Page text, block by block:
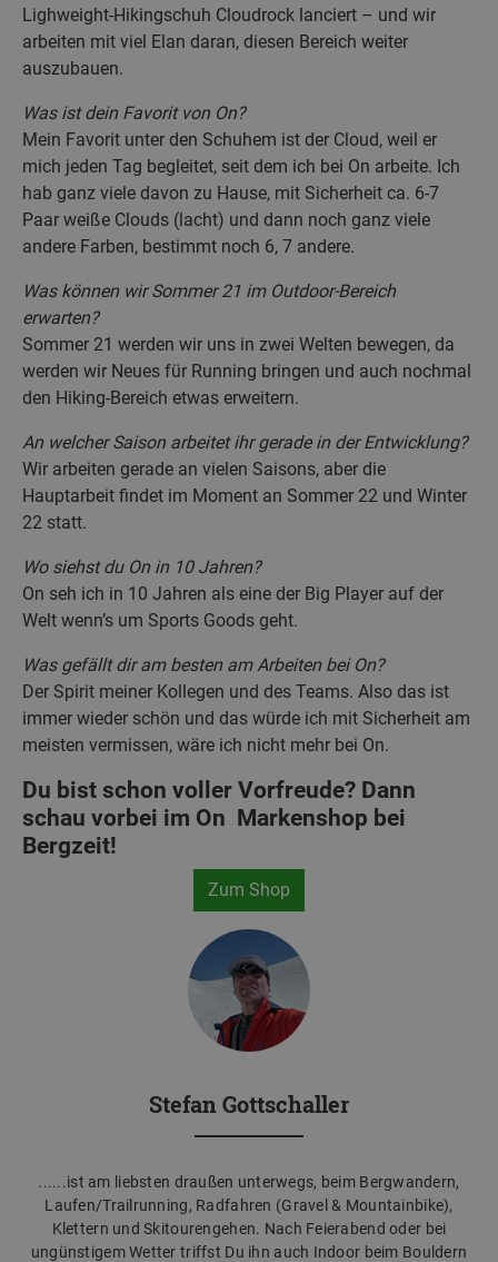
Lighweight-Hikingschuh Cloudrock lanciert – und wir
arbeiten mit viel Elan daran, diesen Bereich weiter
auszubauen.
Was ist dein Favorit von On?
Mein Favorit unter den Schuhem ist der Cloud, weil er
mich jeden Tag begleitet, seit dem ich bei On arbeite. Ich
hab ganz viele davon zu Hause, mit Sicherheit ca. 6-7
Paar weiße Clouds (lacht) und dann noch ganz viele
andere Farben, bestimmt noch 6, 7 andere.
Was können wir Sommer 21 im Outdoor-Bereich
erwarten?
Sommer 21 werden wir uns in zwei Welten bewegen, da
werden wir Neues für Running bringen und auch nochmal
den Hiking-Bereich etwas erweitern.
An welcher Saison arbeitet ihr gerade in der Entwicklung?
Wir arbeiten gerade an vielen Saisons, aber die
Hauptarbeit findet im Moment an Sommer 22 und Winter
22 statt.
Wo siehst du On in 10 Jahren?
On seh ich in 10 Jahren als eine der Big Player auf der
Welt wenn’s um Sports Goods geht.
Was gefällt dir am besten am Arbeiten bei On?
Der Spirit meiner Kollegen und des Teams. Also das ist
immer wieder schön und das würde ich mit Sicherheit am
meisten vermissen, wäre ich nicht mehr bei On.
Du bist schon voller Vorfreude? Dann
schau vorbei im On Markenshop bei
Bergzeit!
Zum Shop
Stefan Gottschaller
......ist am liebsten draußen unterwegs, beim Bergwandern,
Laufen/Trailrunning, Radfahren (Gravel & Mountainbike),
Klettern und Skitourengehen. Nach Feierabend oder bei
ungünstigem Wetter triffst Du ihn auch Indoor beim Bouldern